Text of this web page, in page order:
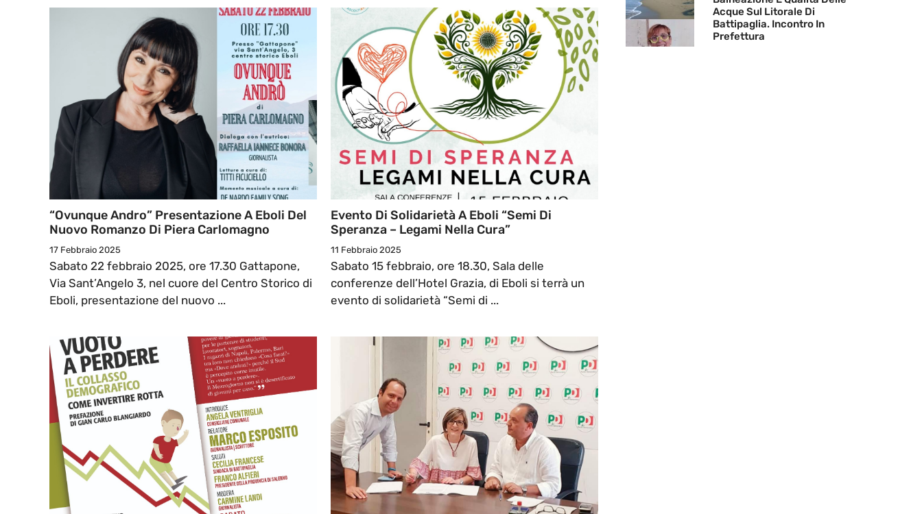
“Ovunque Andro” Presentazione A Eboli Del
Nuovo Romanzo Di Piera Carlomagno
17 Febbraio 2025
Sabato 22 febbraio 2025, ore 17.30 Gattapone,
Via Sant’Angelo 3, nel cuore del Centro Storico di
Eboli, presentazione del nuovo ...
Evento Di Solidarietà A Eboli “Semi Di
Speranza – Legami Nella Cura”
11 Febbraio 2025
Sabato 15 febbraio, ore 18.30, Sala delle
conferenze dell’Hotel Grazia, di Eboli si terrà un
evento di solidarietà “Semi di ...
Acque Sul Litorale Di
Battipaglia. Incontro In
Prefettura